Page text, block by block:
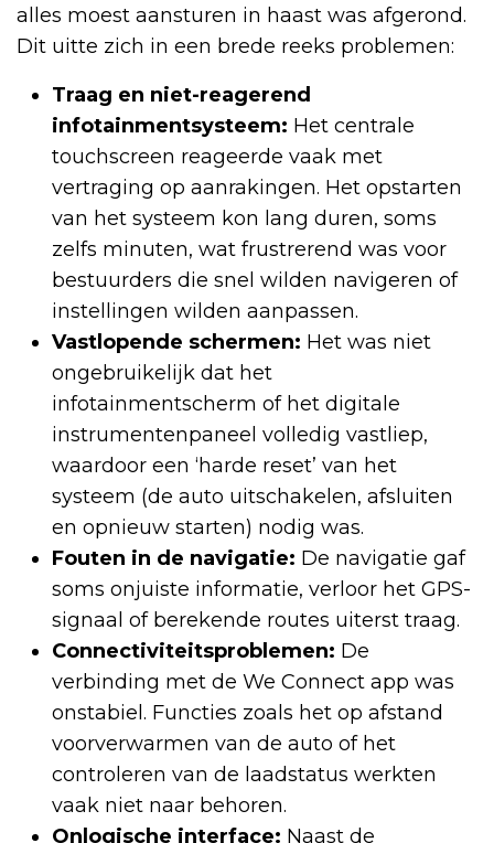
alles moest aansturen in haast was afgerond.
Dit uitte zich in een brede reeks problemen:
Traag en niet-reagerend
infotainmentsysteem: Het centrale
touchscreen reageerde vaak met
vertraging op aanrakingen. Het opstarten
van het systeem kon lang duren, soms
zelfs minuten, wat frustrerend was voor
bestuurders die snel wilden navigeren of
instellingen wilden aanpassen.
Vastlopende schermen: Het was niet
ongebruikelijk dat het
infotainmentscherm of het digitale
instrumentenpaneel volledig vastliep,
waardoor een ‘harde reset’ van het
systeem (de auto uitschakelen, afsluiten
en opnieuw starten) nodig was.
Fouten in de navigatie: De navigatie gaf
soms onjuiste informatie, verloor het GPS-
signaal of berekende routes uiterst traag.
Connectiviteitsproblemen: De
verbinding met de We Connect app was
onstabiel. Functies zoals het op afstand
voorverwarmen van de auto of het
controleren van de laadstatus werkten
vaak niet naar behoren.
Onlogische interface: Naast de